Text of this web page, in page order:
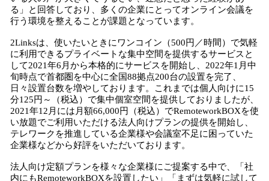
る」と回答しており、多くの企業にとってオンライン会議を
行う環境を整えることが課題となっています。
2Linksは、使いたいときにワンコイン（500円／時間）で気軽
に利用できるプライベートな集中空間を提供するサービスと
して2021年6月から本格的にサービスを開始し、2022年1月中
旬時点で首都圏を中心に全国88拠点200台の設置を完了、
日々設置台数を増やしております。これまでは個人向けに15
分125円～（税込）で集中個室空間を提供しておりましたが、
2021年12月には月額66,000円（税込）でRemoteworkBOXを使
い放題でご利用いただける法人向けプランの提供を開始し、
テレワークを推進している企業様や会議室不足に困っていた
企業様などから好評をいただいております。
法人向け定額プランを様々な企業様にご提案する中で、「社
内にもRemoteworkBOXを設置したい」「まずは気軽に試して